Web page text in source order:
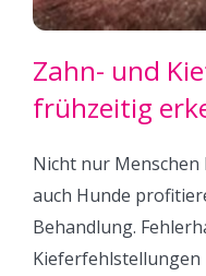
Zahn- und
frühzeitig
Nicht nur
auch Hunde
Behandlung.
Kieferfehlstellungen